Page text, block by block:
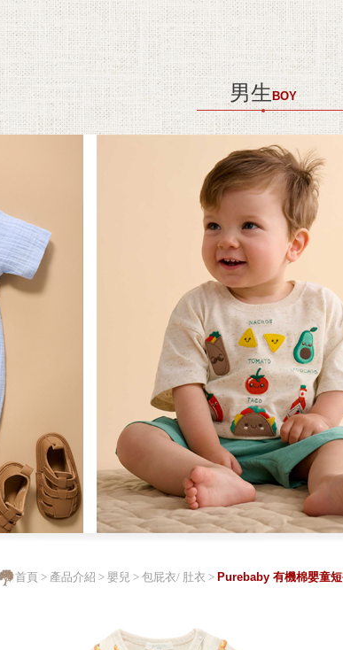
男生BOY
首頁 > 產品介紹 > 嬰兒 > 包屁衣/ 肚衣 > Purebaby 有機棉嬰童